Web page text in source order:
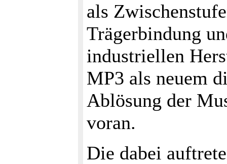
als
Trägerbindung
industriellen
MP3 als neuem
Ablösung der
voran.
Die dabei